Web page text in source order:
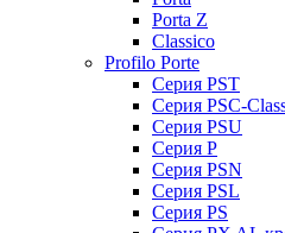
Porta Z
Classico
Profilo Porte
Серия PST
Серия PSC-
Серия PSU
Серия P
Серия PSN
Серия PSL
Серия PS